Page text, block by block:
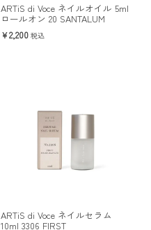
ARTiS di Voce ネイルオイル 5ml
ロールオン 20 SANTALUM
2,200 税込
ARTiS di Voce ネイルセラム
10ml 3306 FIRST